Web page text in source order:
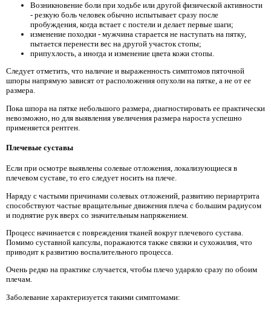
Возникновение боли при ходьбе или другой физической активности
- резкую боль человек обычно испытывает сразу после
пробуждения, когда встает с постели и делает первые шаги;
изменение походки - мужчина старается не наступать на пятку,
пытается перенести вес на другой участок стопы;
припухлость, а иногда и изменение цвета кожи стопы.
Следует отметить, что наличие и выраженность симптомов пяточной
шпоры напрямую зависят от расположения опухоли на пятке, а не от ее
размера.
Пока шпора на пятке небольшого размера, диагностировать ее практически
невозможно, но для выявления увеличения размера нароста успешно
применяется рентген.
Плечевые суставы
Если при осмотре выявлены солевые отложения, локализующиеся в
плечевом суставе, то его следует носить на плече.
Наряду с частыми причинами солевых отложений, развитию периартрита
способствуют частые вращательные движения плеча с большим радиусом
и поднятие рук вверх со значительным напряжением.
Процесс начинается с повреждения тканей вокруг плечевого сустава.
Помимо суставной капсулы, поражаются также связки и сухожилия, что
приводит к развитию воспалительного процесса.
Очень редко на практике случается, чтобы плечо ударяло сразу по обоим
плечам.
Заболевание характеризуется такими симптомами: